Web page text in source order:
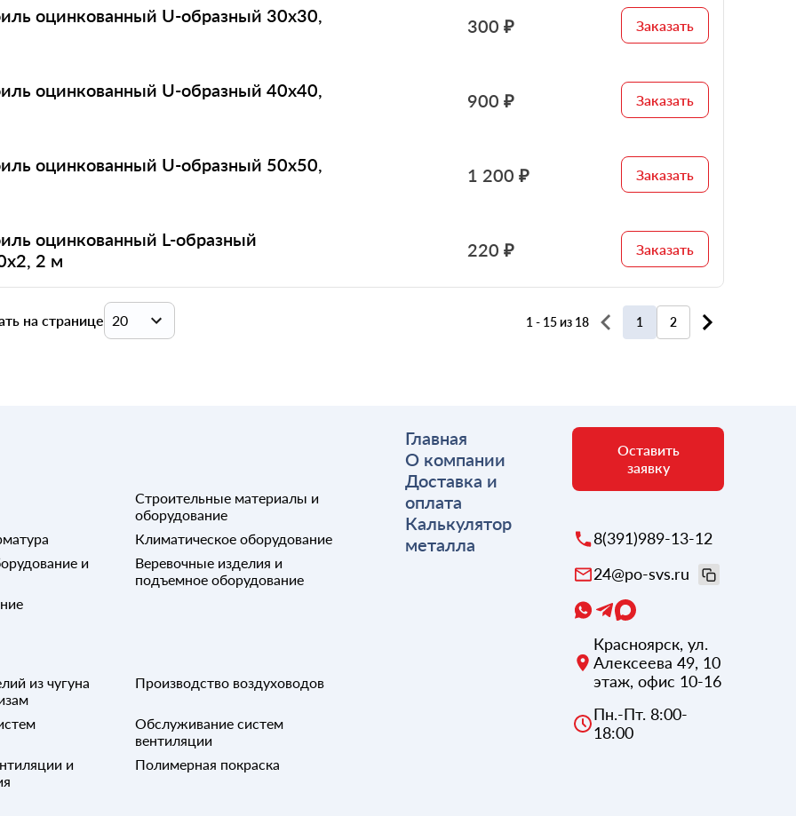
оцинкованный U-образный 30х30,
300 ₽ Заказать
оцинкованный U-образный 40х40,
900 ₽ Заказать
оцинкованный U-образный 50х50,
1 200 ₽ Заказать
оцинкованный L-образный
2 м
220 ₽ Заказать
на странице 20
80
100
1 - 15 из 18 1 2
Строительные материалы и
оборудование
Климатическое оборудование
и
Веревочные изделия и
подъемное оборудование
из чугуна
Производство воздуховодов
Обслуживание систем
вентиляции
и
Полимерная покраска
Главная
О компании
Доставка и
оплата
Калькулятор
металла
Оставить
заявку
8(391)989-13-12
24@po-svs.ru
Красноярск,ул.
Алексеева 49, 10
этаж, офис 10-16
Пн.-Пт. 8:00-
18:00